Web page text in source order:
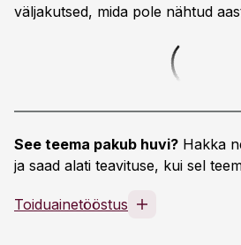
väljakutsed, mida pole nähtud
See teema pakub huvi? Hakka
ja saad alati teavituse, kui sel
Toiduainetööstus